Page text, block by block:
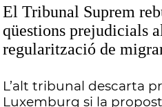
El Tribunal Suprem
qüestions prejudicials
regularització de
L’alt tribunal descarta
Luxemburg si la